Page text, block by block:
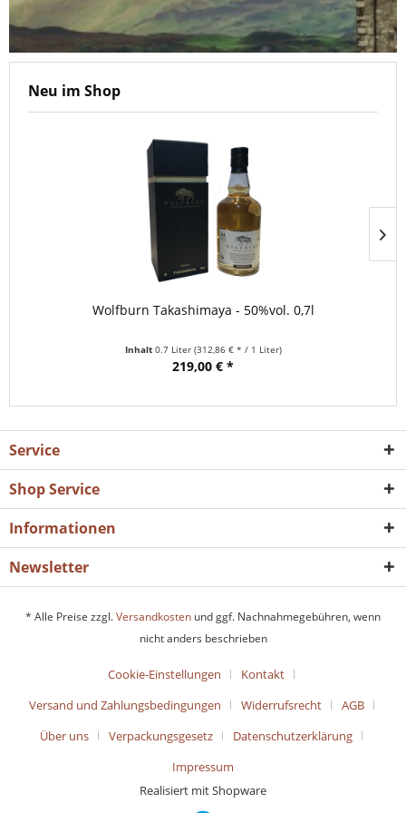
Neu im Shop
Wolfburn Takashimaya - 50%vol. 0,7l
Inhalt 0.7 Liter (312,86 € * / 1 Liter)
219,00 € *
Service
Shop Service
Informationen
Newsletter
* Alle Preise zzgl.Versandkosten und ggf. Nachnahmegebühren, wenn
nicht anders beschrieben
Cookie-Einstellungen
Kontakt
Versand und Zahlungsbedingungen
Widerrufsrecht
AGB
Über uns
Verpackungsgesetz
Datenschutzerklärung
Impressum
Realisiert mit Shopware